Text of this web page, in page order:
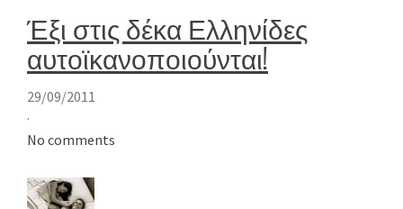
Έξι στις δέκα Ελληνίδες
αυτοϊκανοποιούνται!
29/09/2011
·
No comments